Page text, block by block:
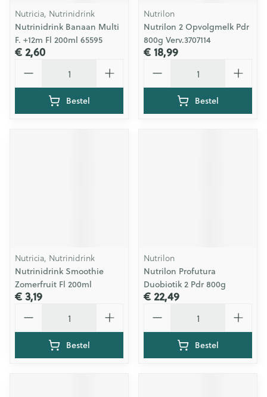
Nutricia, Nutrinidrink
Nutrinidrink Banaan Multi
F. +12m Fl 200ml 65595
€ 2,60
Bestel
Nutrilon
Nutrilon 2 Opvolgmelk Pdr
800g Verv.3707114
€ 18,99
Bestel
Nutricia, Nutrinidrink
Nutrinidrink Smoothie
Zomerfruit Fl 200ml
€ 3,19
Bestel
Nutrilon
Nutrilon Profutura
Duobiotik 2 Pdr 800g
€ 22,49
Bestel